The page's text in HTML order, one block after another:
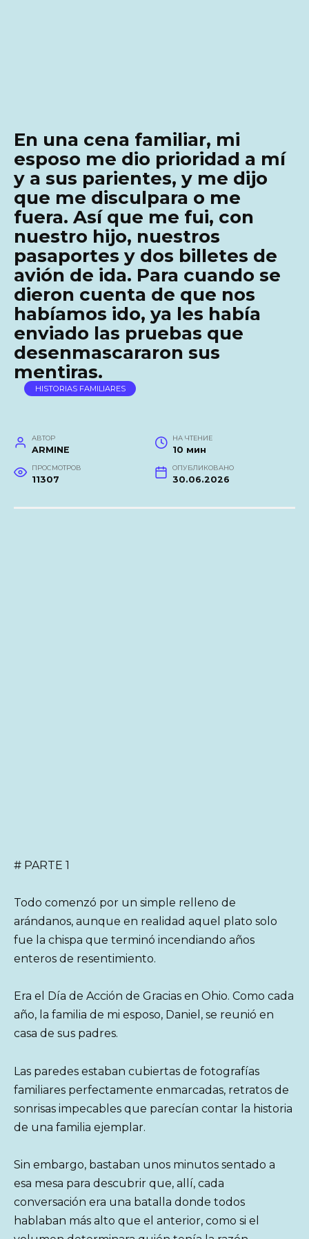
En una cena familiar, mi
esposo me dio prioridad a mí
y a sus parientes, y me dijo
que me disculpara o me
fuera. Así que me fui, con
nuestro hijo, nuestros
pasaportes y dos billetes de
avión de ida. Para cuando se
dieron cuenta de que nos
habíamos ido, ya les había
enviado las pruebas que
desenmascararon sus
mentiras.
HISTORIAS FAMILIARES
АВТОР
ARMINE
НА ЧТЕНИЕ
10 мин
ПРОСМОТРОВ
11307
ОПУБЛИКОВАНО
30.06.2026
# PARTE 1
Todo comenzó por un simple relleno de
arándanos, aunque en realidad aquel plato solo
fue la chispa que terminó incendiando años
enteros de resentimiento.
Era el Día de Acción de Gracias en Ohio. Como cada
año, la familia de mi esposo, Daniel, se reunió en
casa de sus padres.
Las paredes estaban cubiertas de fotografías
familiares perfectamente enmarcadas, retratos de
sonrisas impecables que parecían contar la historia
de una familia ejemplar.
Sin embargo, bastaban unos minutos sentado a
esa mesa para descubrir que, allí, cada
conversación era una batalla donde todos
hablaban más alto que el anterior, como si el